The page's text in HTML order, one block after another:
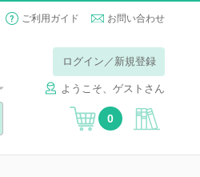
ご利用ガイド お問い合わせ
ログイン／新規登録
ようこそ、ゲストさん
0